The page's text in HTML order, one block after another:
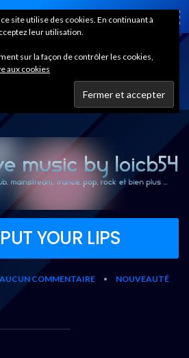
Home
YOUR LIPS
AUCUN COMMENTAIRE •
NOUVEAUTÉ
site utilise des cookies. En continuant à
leur utilisation.
sur la façon de contrôler les cookies,
aux cookies